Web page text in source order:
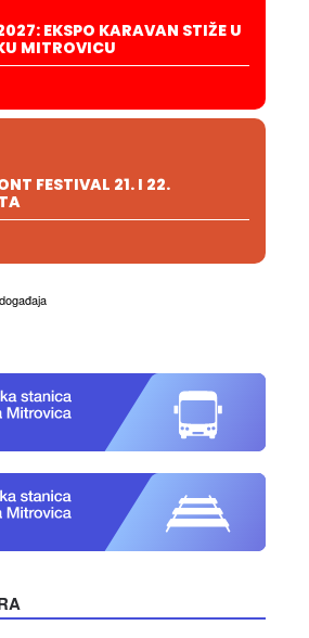
EKSPO KARAVAN STIŽE U
MITROVICU
FESTIVAL 21. I 22.